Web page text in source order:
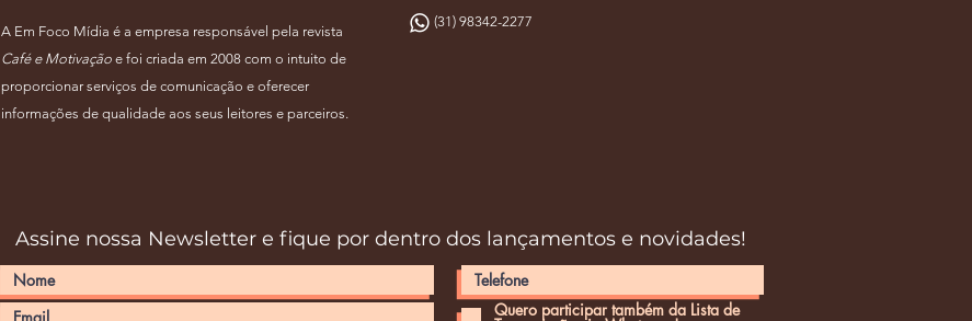
A Em Foco Mídia é a empresa responsável pela revista
Café e Motivação e foi criada em 2008 com o intuito de
proporcionar serviços de comunicação e oferecer
informações de qualidade aos seus leitores e parceiros.
(31) 98342-2277
Assine nossa Newsletter e fique por dentro dos lançamentos e novidades!
Quero participar também da Lista de